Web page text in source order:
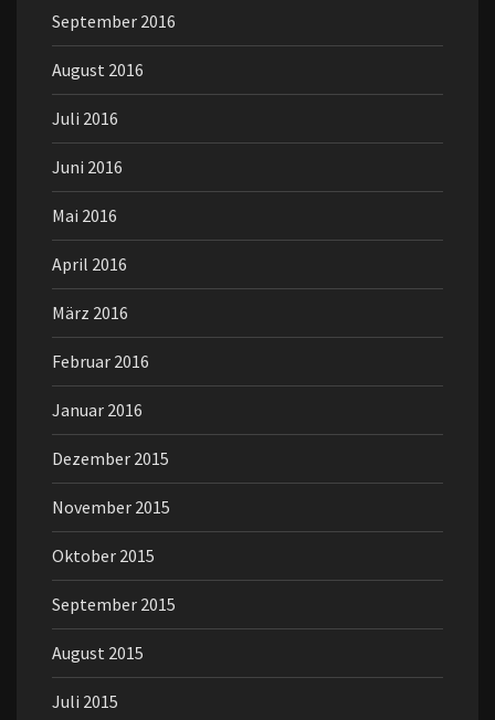
September 2016
August 2016
Juli 2016
Juni 2016
Mai 2016
April 2016
März 2016
Februar 2016
Januar 2016
Dezember 2015
November 2015
Oktober 2015
September 2015
August 2015
Juli 2015